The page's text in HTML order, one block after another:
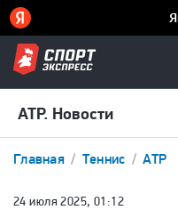
ATP. Новости
Главная Теннис ATP
24 июля 2025, 01:12